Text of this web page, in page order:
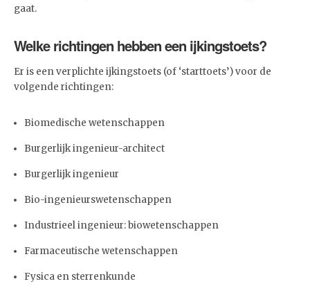
gaat.
Welke richtingen hebben een ijkingstoets?
Er is een verplichte ijkingstoets (of ‘starttoets’) voor de
volgende richtingen:
Biomedische wetenschappen
Burgerlijk ingenieur-architect
Burgerlijk ingenieur
Bio-ingenieurswetenschappen
Industrieel ingenieur: biowetenschappen
Farmaceutische wetenschappen
Fysica en sterrenkunde